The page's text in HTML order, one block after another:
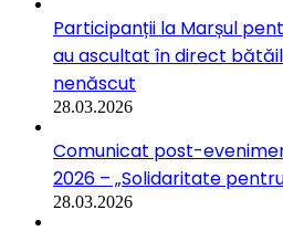
Participanții la Marșul
au ascultat în direct
nenăscut
28.03.2026
Comunicat post-
2026 – „Solidaritate
28.03.2026